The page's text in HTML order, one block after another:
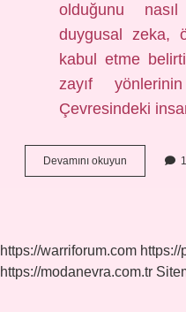
olduğunu
duygusal zeka,
kabul etme
zayıf
Çevresindeki
Devamını okuyun Duygusal
Zeka
https://warriforum.com https://
https://modanevra.com.tr